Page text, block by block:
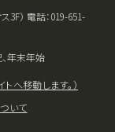
3F） 電話：019-651-
年末年始
へ移動します。）
いて